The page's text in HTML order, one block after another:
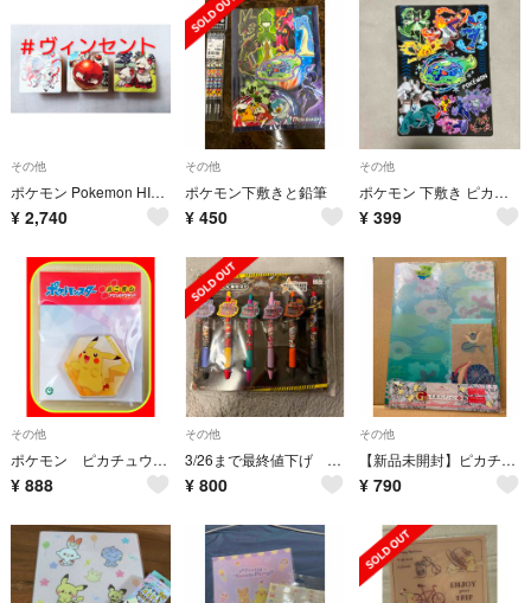
その他
ポケモン Pokemon HISUI DAYS 木製メモスタンド ヒスイゾロア
¥ 2,740
その他
ポケモン下敷きと鉛筆
¥ 450
その他
ポケモン 下敷き ピカチュウ 学習用 ローマ字表 ポケットモンスター
¥ 399
その他
ポケモン ピカチュウ ハニカムアクリルマグネット
¥ 888
その他
3/26まで最終値下げ ポケモンセンター スター団 ボールペン
¥ 800
その他
【新品未開封】ピカチュウ&フレンズ 文具コレクション
¥ 790